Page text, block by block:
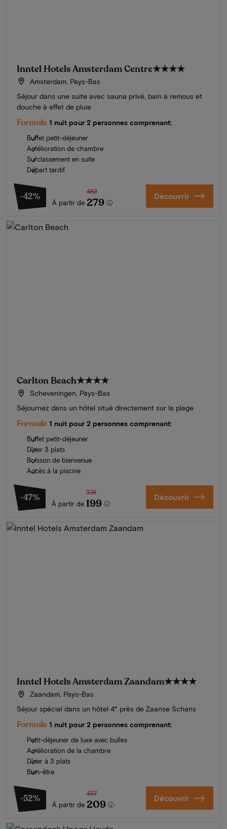
Inntel Hotels Amsterdam Centre★★★★
Amsterdam, Pays-Bas
Séjour dans une suite avec sauna privé, bain à remous et
douche à effet de pluie
Formule 1 nuit pour 2 personnes comprenant:
Buffet petit-déjeuner
Amélioration de chambre
Surclassement en suite
Départ tardif
-42%
À partir de
482
279 Découvrir
Carlton Beach★★★★
Scheveningen, Pays-Bas
Séjournez dans un hôtel situé directement sur la plage
Formule 1 nuit pour 2 personnes comprenant:
Buffet petit-déjeuner
Dîner 3 plats
Boisson de bienvenue
Accès à la piscine
-47%
À partir de
378
199 Découvrir
Inntel Hotels Amsterdam Zaandam★★★★
Zaandam, Pays-Bas
Séjour spécial dans un hôtel 4* près de Zaanse Schans
Formule 1 nuit pour 2 personnes comprenant:
Petit-déjeuner de luxe avec bulles
Amélioration de la chambre
Dîner à 3 plats
Bien-être
-52%
À partir de
437
209 Découvrir